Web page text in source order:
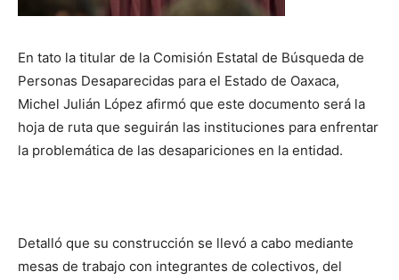
En tato la titular de la Comisión Estatal de Búsqueda de
Personas Desaparecidas para el Estado de Oaxaca,
Michel Julián López afirmó que este documento será la
hoja de ruta que seguirán las instituciones para enfrentar
la problemática de las desapariciones en la entidad.
Detalló que su construcción se llevó a cabo mediante
mesas de trabajo con integrantes de colectivos, del